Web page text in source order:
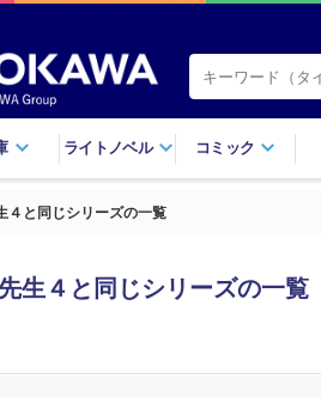
ライトノベル コミック
４と同じシリーズの一覧
生４と同じシリーズの一覧